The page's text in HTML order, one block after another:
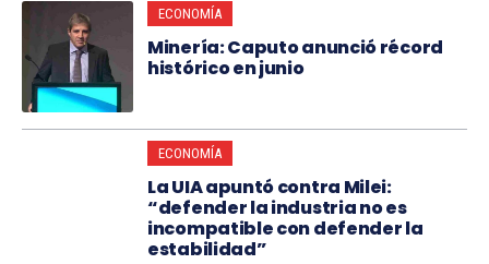
ECONOMÍA
Minería: Caputo anunció récord
histórico en junio
ECONOMÍA
La UIA apuntó contra Milei:
“defender la industria no es
incompatible con defender la
estabilidad”